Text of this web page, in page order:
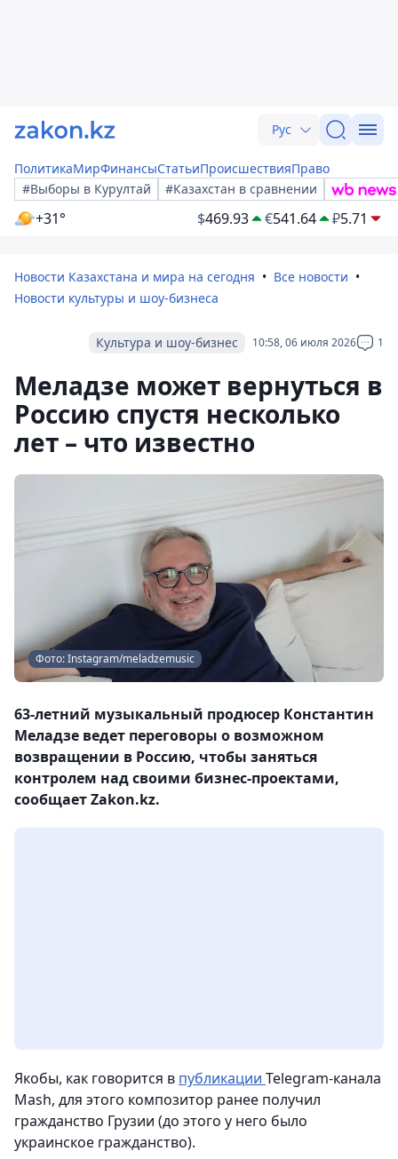
Рус
ПолитикаМирФинансыСтатьиПроисшествияПраво
#Выборы в Курултай
#Казахстан в сравнении
+31° $469.93 €541.64 ₽5.71
Новости Казахстана и мира на сегодня
Все новости
Новости культуры и шоу-бизнеса
10:58, 06 июля 2026 1
Культура и шоу-бизнес
Меладзе может вернуться в
Россию спустя несколько
лет – что известно
Фото: Instagram/meladzemusic
63-летний музыкальный продюсер Константин
Меладзе ведет переговоры о возможном
возвращении в Россию, чтобы заняться
контролем над своими бизнес-проектами,
сообщает Zakon.kz.
Якобы, как говорится в публикации Telegram-канала
Мash, для этого композитор ранее получил
гражданство Грузии (до этого у него было
украинское гражданство).